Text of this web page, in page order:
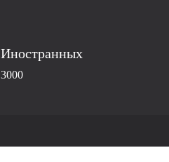
Иностранных
3000